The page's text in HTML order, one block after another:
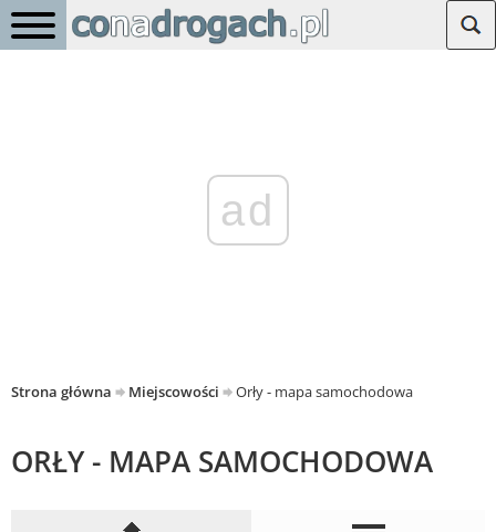
ad
Strona główna Miejscowości Orły - mapa samochodowa
ORŁY - MAPA SAMOCHODOWA